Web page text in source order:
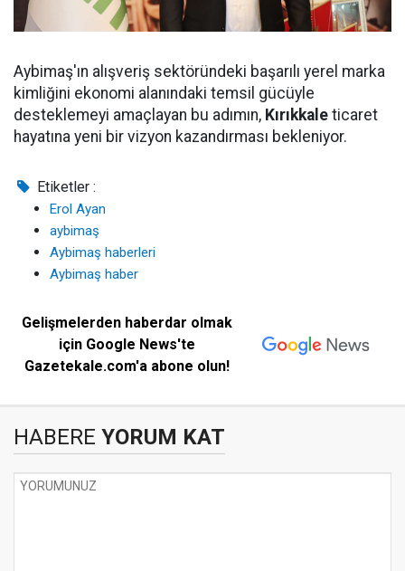
Aybimaş'ın alışveriş sektöründeki başarılı yerel marka
kimliğini ekonomi alanındaki temsil gücüyle
desteklemeyi amaçlayan bu adımın, Kırıkkale ticaret
hayatına yeni bir vizyon kazandırması bekleniyor.
Etiketler :
Erol Ayan
aybimaş
Aybimaş haberleri
Aybimaş haber
Gelişmelerden haberdar olmak
için Google News'te
Gazetekale.com'a abone olun!
HABERE YORUM KAT